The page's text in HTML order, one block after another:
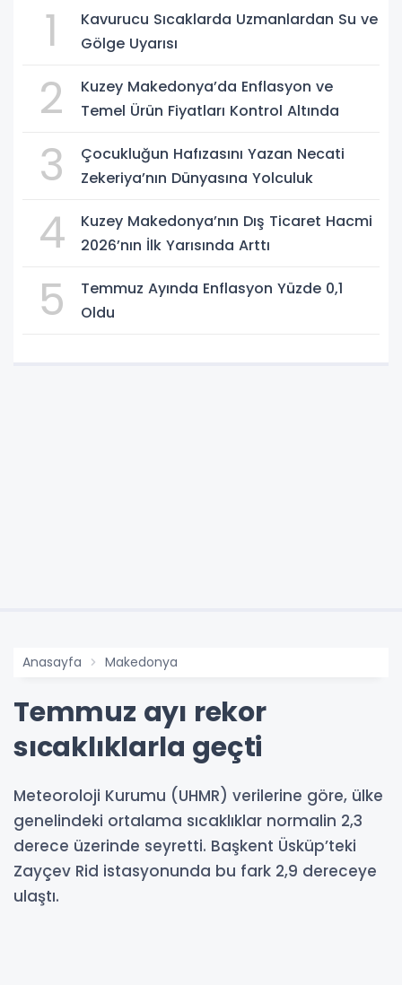
1
Kavurucu Sıcaklarda Uzmanlardan Su ve
Gölge Uyarısı
2
Kuzey Makedonya’da Enflasyon ve
Temel Ürün Fiyatları Kontrol Altında
3
Çocukluğun Hafızasını Yazan Necati
Zekeriya’nın Dünyasına Yolculuk
4
Kuzey Makedonya’nın Dış Ticaret Hacmi
2026’nın İlk Yarısında Arttı
5
Temmuz Ayında Enflasyon Yüzde 0,1
Oldu
Anasayfa Makedonya
Temmuz ayı rekor
sıcaklıklarla geçti
Meteoroloji Kurumu (UHMR) verilerine göre, ülke
genelindeki ortalama sıcaklıklar normalin 2,3
derece üzerinde seyretti. Başkent Üsküp’teki
Zayçev Rid istasyonunda bu fark 2,9 dereceye
ulaştı.